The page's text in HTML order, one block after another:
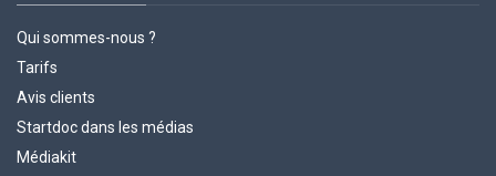
Qui sommes-nous ?
Tarifs
Avis clients
Startdoc dans les médias
Médiakit